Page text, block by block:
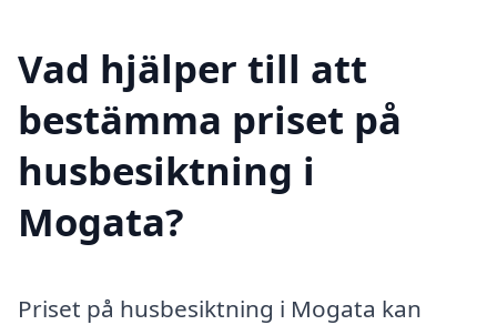
Vad hjälper till att
bestämma priset på
husbesiktning i
Mogata?
Priset på husbesiktning i Mogata kan